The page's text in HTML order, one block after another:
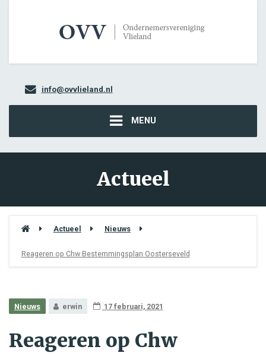
info@ovvlieland.nl
MENU
Actueel
Actueel Nieuws
Reageren op Chw Bestemmingsplan Oosterseveld
Nieuws erwin 17 februari, 2021
Reageren op Chw